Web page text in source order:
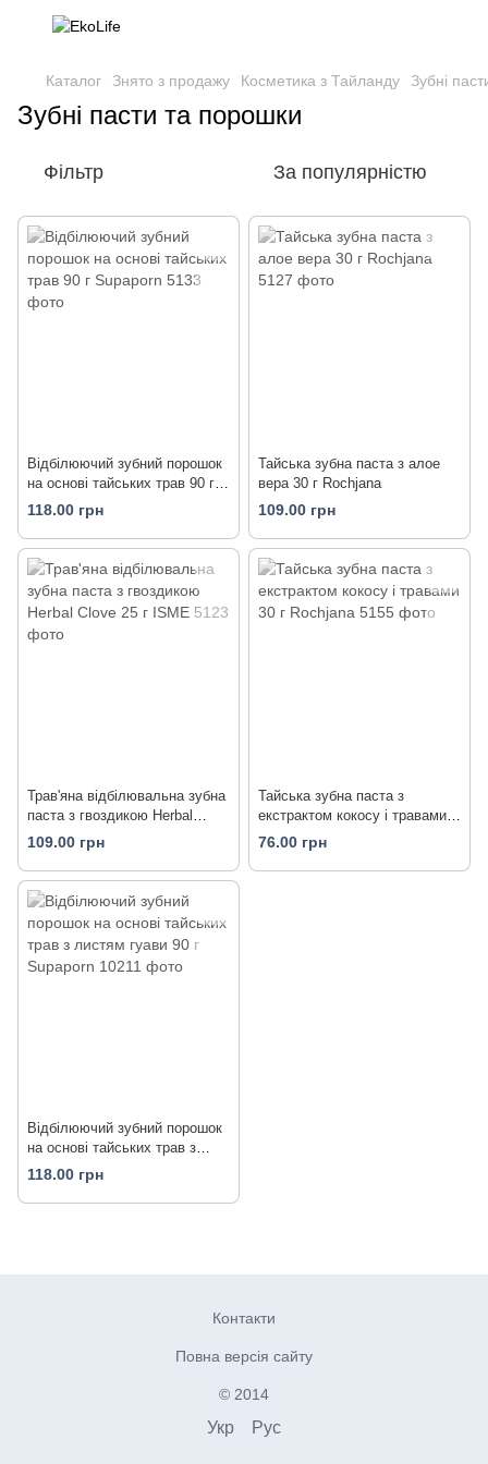
Каталог Знято з продажу Косметика з Тайланду Зубні
Зубні пасти та порошки
Фільтр За популярністю
Відбілюючий зубний порошок
на основі тайських трав 90 г
Supaporn
118.00 грн
Тайська зубна паста з алое
вера 30 г Rochjana
109.00 грн
Трав'яна відбілювальна зубна
паста з гвоздикою Herbal
Clove 25 г ISME
109.00 грн
Тайська зубна паста з
екстрактом кокосу і травами
30 г Rochjana
76.00 грн
Відбілюючий зубний порошок
на основі тайських трав з
листям гуави 90 г Supaporn
118.00 грн
Контакти
Повна версія сайту
© 2014
Укр Рус